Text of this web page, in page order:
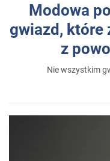
Modowa
gwiazd, które
z
Nie wszystkim